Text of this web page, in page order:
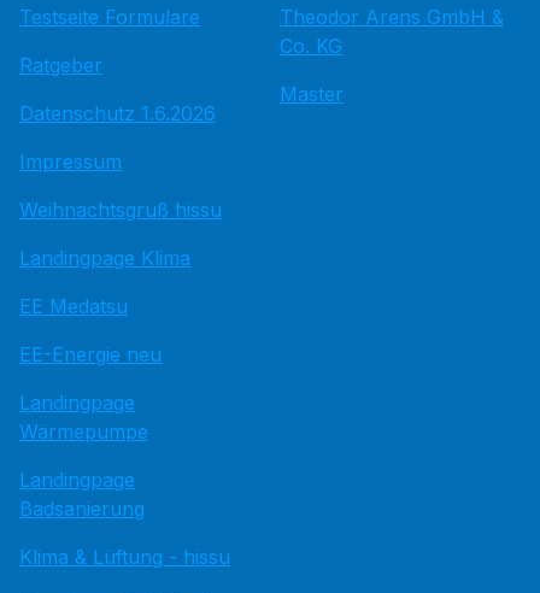
Testseite Formulare
Ratgeber
Datenschutz 1.6.2026
Impressum
Weihnachtsgruß hissu
Landingpage Klima
EE Medatsu
EE-Energie neu
Landingpage
Wärmepumpe
Landingpage
Badsanierung
Klima & Lüftung - hissu
Theodor Arens GmbH &
Co. KG
Master